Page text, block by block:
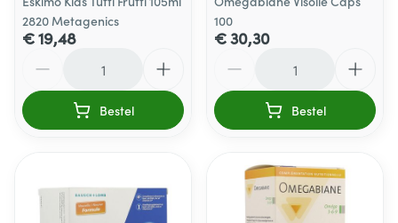
2820 Metagenics
€ 19,48
Bestel
100
€ 30,30
Bestel